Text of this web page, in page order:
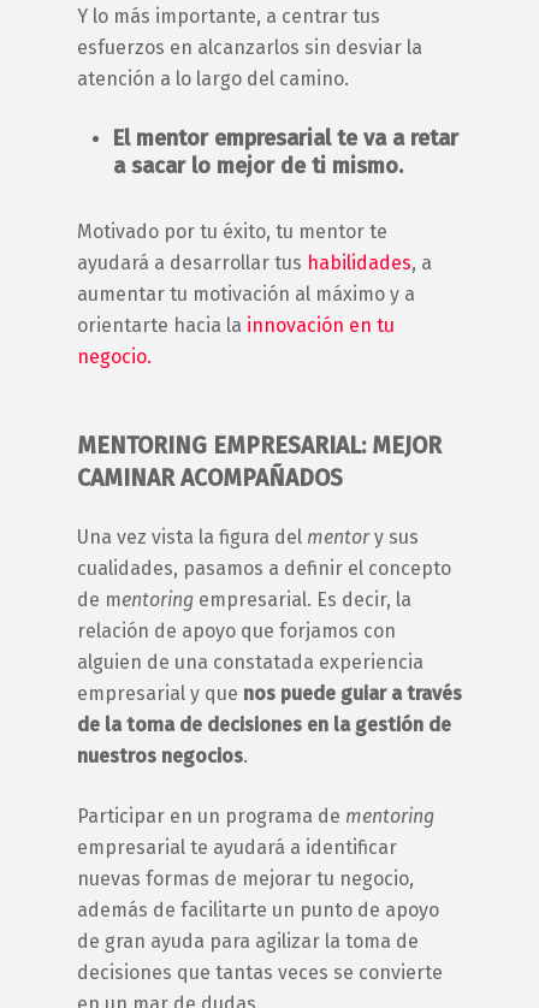
Y lo más importante, a centrar tus
esfuerzos en alcanzarlos sin desviar la
atención a lo largo del camino.
El mentor empresarialte va a retar
a sacar lo mejor de ti mismo.
Motivado por tu éxito, tu mentor te
ayudará a desarrollar tus habilidades, a
aumentar tu motivación al máximo y a
orientarte hacia la innovación en tu
negocio.
MENTORING EMPRESARIAL: MEJOR
CAMINAR ACOMPAÑADOS
Una vez vista la figura del mentory sus
cualidades, pasamos a definir el concepto
de mentoring empresarial. Es decir, la
relación de apoyo que forjamos con
alguien de una constatada experiencia
empresarial y que nos puede guiar a través
de la toma de decisiones en la gestión de
nuestros negocios.
Participar en un programa de mentoring
empresarial te ayudará a identificar
nuevas formas de mejorar tu negocio,
además de facilitarte un punto de apoyo
de gran ayuda para agilizar la toma de
decisiones que tantas veces se convierte